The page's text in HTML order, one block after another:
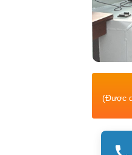
(Được